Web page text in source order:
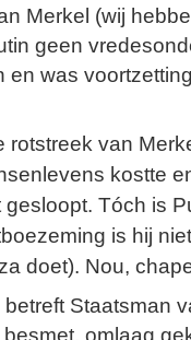
Merkel (wij
geen
was
rotstreek van
kostte
Tóch is
is hij
doet). Nou,
betreft Staatsman
omlaag